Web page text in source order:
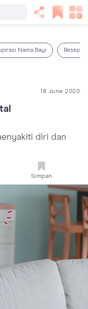
Nama Bayi Resep
18 June 2020
diri dan
Simpan